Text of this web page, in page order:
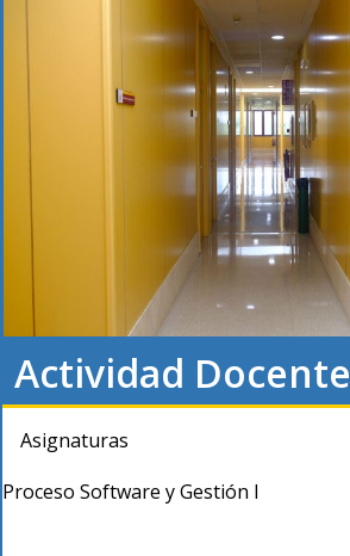
Actividad Docente
Asignaturas
Proceso Software y Gestión I